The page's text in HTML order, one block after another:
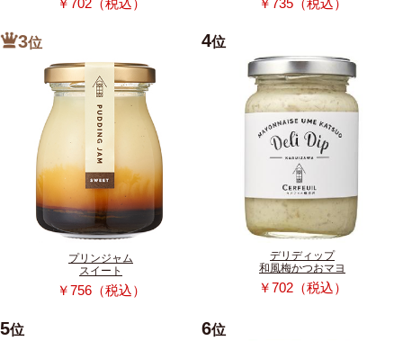
3位
プリンジャム
スイート
￥756（税込）
4位
デリディップ
和風梅かつおマヨ
￥702（税込）
5位 6位